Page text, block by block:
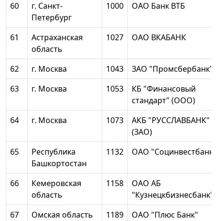
60
г. Санкт-
Петербург
1000 ОАО Банк ВТБ
61
Астраханская
область
1027 ОАО ВКАБАНК
62 г. Москва 1043
ЗАО "Промсбербанк"
63
г. Москва 1053
КБ "Финансовый
стандарт" (ООО)
64
г. Москва 1073
АКБ "РУССЛАВБАНК"
(ЗАО)
65
Республика
Башкортостан
1132 ОАО "Социнвестбанк"
66
Кемеровская
область
1158
ОАО АБ
"Кузнецкбизнесбанк"
67
Омская область 1189
ОАО "Плюс Банк"